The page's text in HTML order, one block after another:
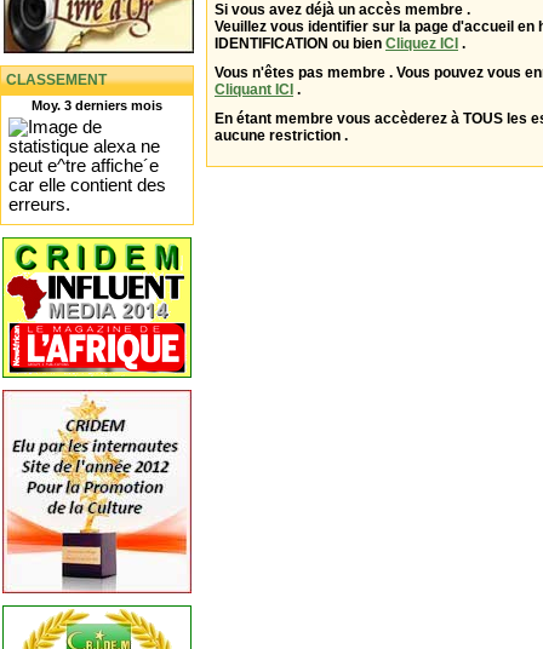
CLASSEMENT
Moy. 3 derniers mois
Si vous avez déjà un accès membre .
Veuillez vous identifier sur la page d'accueil en
IDENTIFICATION ou bien Cliquez ICI .
Vous n'êtes pas membre . Vous pouvez vous
Cliquant ICI .
En étant membre vous accèderez à TOUS les
aucune restriction .